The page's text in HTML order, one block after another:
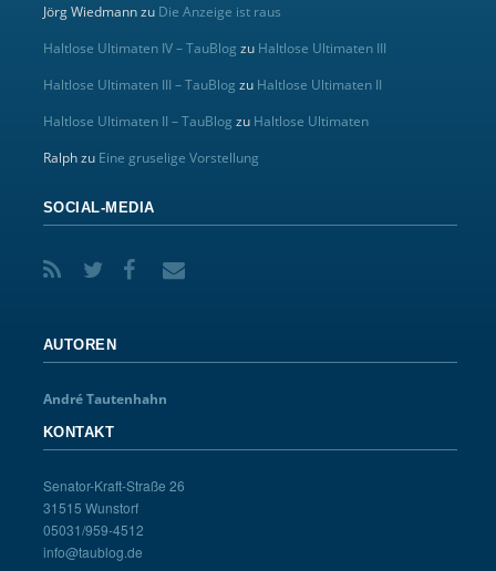
Jörg Wiedmannzu Die Anzeige ist raus
Haltlose Ultimaten IV – TauBlog zu Haltlose Ultimaten III
Haltlose Ultimaten III – TauBlog zu Haltlose Ultimaten II
Haltlose Ultimaten II – TauBlog zu Haltlose Ultimaten
Ralphzu Eine gruselige Vorstellung
SOCIAL-MEDIA
AUTOREN
André Tautenhahn
KONTAKT
Senator-Kraft-Straße 26
31515 Wunstorf
05031/959-4512
info@taublog.de